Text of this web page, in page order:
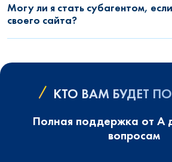
Могу ли я стать субагентом,
своего сайта?
КТО ВАМ БУДЕТ
Полная поддержка от А
вопросам